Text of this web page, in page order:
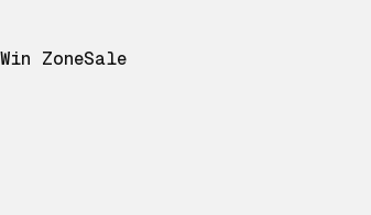
Win ZoneSale